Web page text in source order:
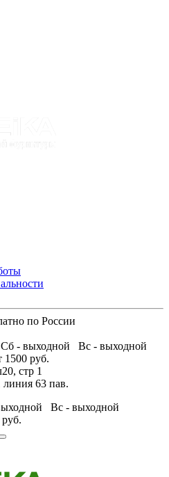
по России
- выходной Вс - выходной
1500 руб.
стр 1
63 пав.
Вс - выходной